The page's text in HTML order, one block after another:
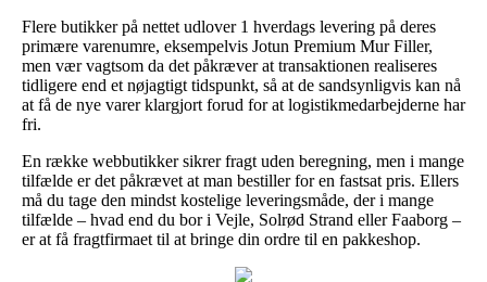
Flere butikker på nettet udlover 1 hverdags levering på deres
primære varenumre, eksempelvis Jotun Premium Mur Filler,
men vær vagtsom da det påkræver at transaktionen realiseres
tidligere end et nøjagtigt tidspunkt, så at de sandsynligvis kan nå
at få de nye varer klargjort forud for at logistikmedarbejderne har
fri.
En række webbutikker sikrer fragt uden beregning, men i mange
tilfælde er det påkrævet at man bestiller for en fastsat pris. Ellers
må du tage den mindst kostelige leveringsmåde, der i mange
tilfælde – hvad end du bor i Vejle, Solrød Strand eller Faaborg –
er at få fragtfirmaet til at bringe din ordre til en pakkeshop.